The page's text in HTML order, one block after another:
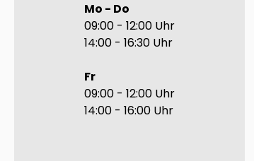
Mo - Do
09:00 - 12:00 Uhr
14:00 - 16:30 Uhr
Fr
09:00 - 12:00 Uhr
14:00 - 16:00 Uhr